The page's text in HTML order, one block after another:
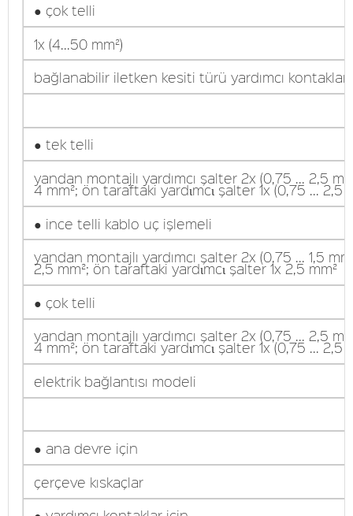
● çok telli
1x (4...50 mm²)
bağlanabilir iletken kesiti türü yardımcı kontaklar
● tek telli
yandan montajlı yardımcı şalter 2x (0,75 ... 2,5
4 mm²; ön taraftaki yardιmcι şalter 1x (0,75 ... 2,5
● ince telli kablo uç işlemeli
yandan montajlı yardımcı şalter 2x (0,75 ... 1,5
2,5 mm²; ön taraftaki yardιmcι şalter 1x 2,5 mm²
● çok telli
yandan montajlı yardımcı şalter 2x (0,75 ... 2,5
4 mm²; ön taraftaki yardιmcι şalter 1x (0,75 ... 2,5
elektrik bağlantısı modeli
● ana devre için
çerçeve kıskaçlar